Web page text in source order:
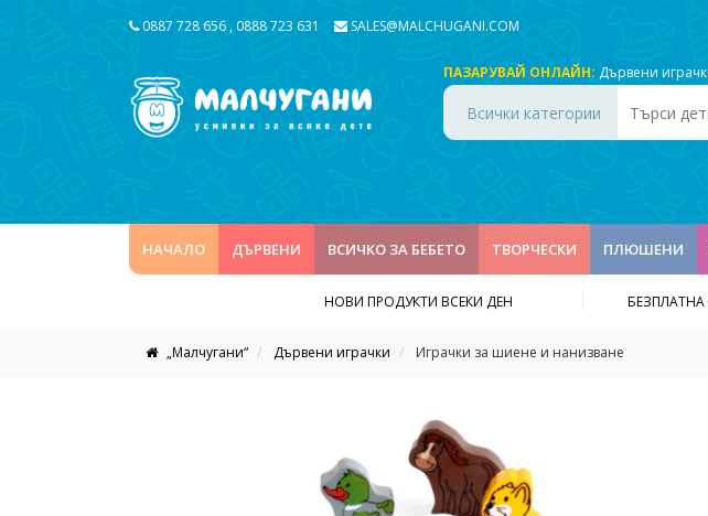
0887 728 656 , 0888 723 631 SALES@MALCHUGANI.COM
ПАЗАРУВАЙ ОНЛАЙН: Дървени
Всички категории
НАЧАЛО ДЪРВЕНИ ВСИЧКО ЗА БЕБЕТО ТВОРЧЕСКИ ПЛЮШЕНИ
НОВИ ПРОДУКТИ ВСЕКИ ДЕН БЕЗПЛАТНА
„Малчугани“ Дървени играчки Играчки за шиене и нанизване